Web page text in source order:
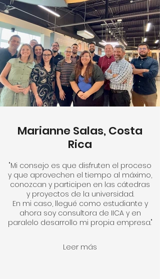
Marianne Salas, Costa
Rica
"Mi consejo es que disfruten el proceso
y que aprovechen el tiempo al máximo,
conozcan y participen en las cátedras
y proyectos de la universidad.
En mi caso, llegué como estudiante y
ahora soy consultora de IICA y en
paralelo desarrollo mi propia empresa."
Leer más